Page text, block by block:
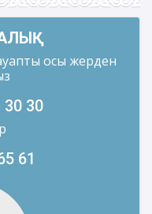
осы жерден
30 30
61